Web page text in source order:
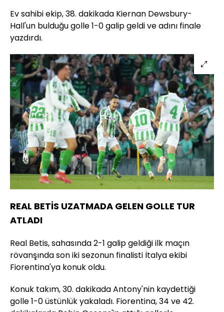
Ev sahibi ekip, 38. dakikada Kiernan Dewsbury-
Hall'un bulduğu golle 1-0 galip geldi ve adını finale
yazdırdı.
REAL BETİS UZATMADA GELEN GOLLE TUR
ATLADI
Real Betis, sahasında 2-1 galip geldiği ilk maçın
rövanşında son iki sezonun finalisti İtalya ekibi
Fiorentina'ya konuk oldu.
Konuk takım, 30. dakikada Antony'nin kaydettiği
golle 1-0 üstünlük yakaladı. Fiorentina, 34 ve 42.